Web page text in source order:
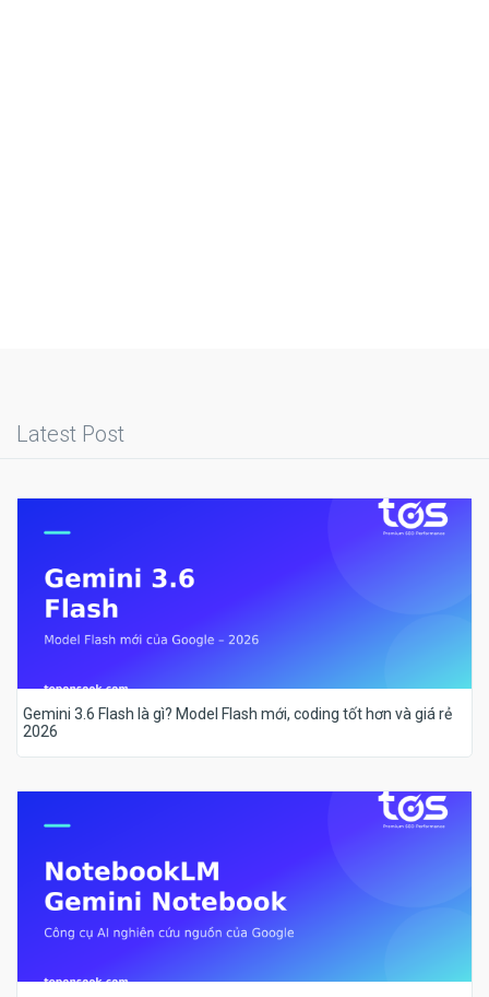
Latest Post
Gemini 3.6 Flash là gì? Model Flash mới, coding tốt hơn và giá rẻ
2026